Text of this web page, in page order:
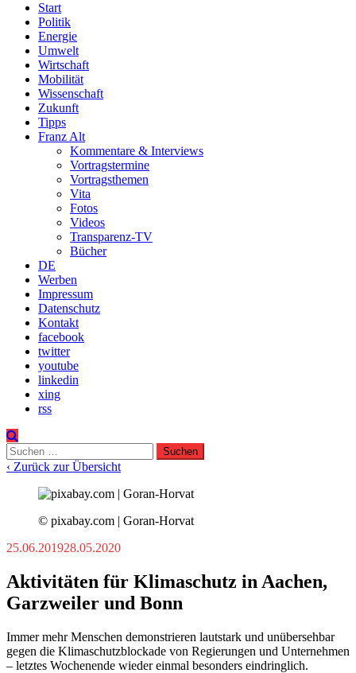
Start
Politik
Energie
Umwelt
Wirtschaft
Mobilität
Wissenschaft
Zukunft
Tipps
Franz Alt
Kommentare & Interviews
Vortragstermine
Vortragsthemen
Vita
Fotos
Videos
Transparenz-TV
Bücher
DE
Werben
Impressum
Datenschutz
Kontakt
facebook
twitter
youtube
linkedin
xing
rss
Suchen
nach:
‹ Zurück zur Übersicht
© pixabay.com | Goran-Horvat
25.06.201928.05.2020
Aktivitäten für Klimaschutz in Aachen,
Garzweiler und Bonn
Immer mehr Menschen demonstrieren lautstark und unübersehbar
gegen die Klimaschutzblockade von Regierungen und Unternehmen
– letztes Wochenende wieder einmal besonders eindringlich.